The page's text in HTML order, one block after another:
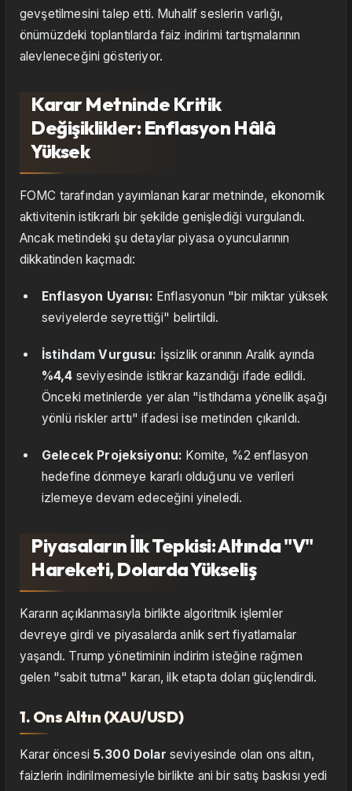
gevşetilmesini talep etti. Muhalif seslerin varlığı,
önümüzdeki toplantılarda faiz indirimi tartışmalarının
alevleneceğini gösteriyor.
Karar Metninde Kritik
Değişiklikler: Enflasyon Hâlâ
Yüksek
FOMC tarafından yayımlanan karar metninde, ekonomik
aktivitenin istikrarlı bir şekilde genişlediği vurgulandı.
Ancak metindeki şu detaylar piyasa oyuncularının
dikkatinden kaçmadı:
Enflasyon Uyarısı: Enflasyonun "bir miktar yüksek
seviyelerde seyrettiği" belirtildi.
İstihdam Vurgusu: İşsizlik oranının Aralık ayında
%4,4 seviyesinde istikrar kazandığı ifade edildi.
Önceki metinlerde yer alan "istihdama yönelik aşağı
yönlü riskler arttı" ifadesi ise metinden çıkarıldı.
Gelecek Projeksiyonu: Komite, %2 enflasyon
hedefine dönmeye kararlı olduğunu ve verileri
izlemeye devam edeceğini yineledi.
Piyasaların İlk Tepkisi: Altında "V"
Hareketi, Dolarda Yükseliş
Kararın açıklanmasıyla birlikte algoritmik işlemler
devreye girdi ve piyasalarda anlık sert fiyatlamalar
yaşandı. Trump yönetiminin indirim isteğine rağmen
gelen "sabit tutma" kararı, ilk etapta doları güçlendirdi.
1. Ons Altın (XAU/USD)
Karar öncesi 5.300 Dolar seviyesinde olan ons altın,
faizlerin indirilmemesiyle birlikte ani bir satış baskısı yedi